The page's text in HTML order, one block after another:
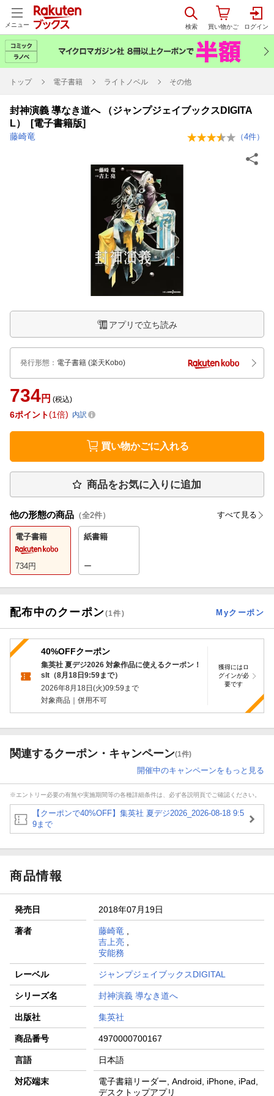
メニュー
トップ 電子書籍 ライトノベル その他
封神演義 導なき道へ （ジャンプジェイブックスDIGITA
L） [電子書籍版]
藤崎竜 （4件）
アプリで立ち読み
発行形態 ： 電子書籍 (楽天Kobo)
734円 (税込)
6ポイント 1倍 内訳
買い物かごに入れる
商品をお気に入りに追加
他の形態の商品 （全2件） すべて見る
電子書籍
734円
紙書籍
ー
配布中のクーポン(1件) Myクーポン
40%OFFクーポン
集英社 夏デジ2026 対象作品に使えるクーポン！
slt（8月18日9:59まで）
2026年8月18日(火)09:59 まで
対象商品｜併用不可
獲得にはロ
グインが必
要です
関連するクーポン・キャンペーン(1件)
開催中のキャンペーンをもっと見る
※エントリー必要の有無や実施期間等の各種詳細条件は、必ず各説明頁でご確認ください。
【クーポンで40%OFF】集英社 夏デジ2026_2026-08-18 9:5
9まで
商品情報
発売日 2018年07月19日
著者 藤崎竜
吉上亮,
安能務
レーベル ジャンプジェイブックスDIGITAL
シリーズ名 封神演義 導なき道へ
出版社 集英社
商品番号 4970000700167
言語 日本語
対応端末
電子書籍リーダー, Android, iPhone, iPad,
デスクトップアプリ